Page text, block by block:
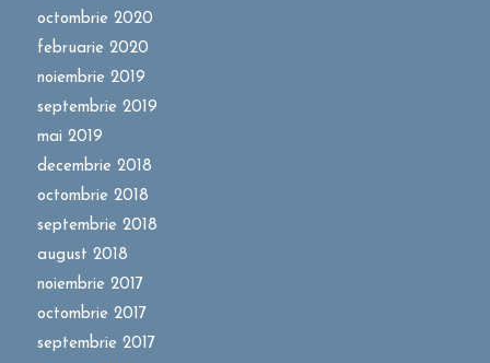
octombrie 2020
februarie 2020
noiembrie 2019
septembrie 2019
mai 2019
decembrie 2018
octombrie 2018
septembrie 2018
august 2018
noiembrie 2017
octombrie 2017
septembrie 2017